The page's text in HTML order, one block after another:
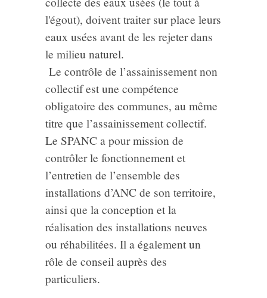
l'égout), doivent traiter sur place leurs
eaux usées avant de les rejeter dans
le milieu naturel.
Le contrôle de l’assainissement non
collectif est une compétence
obligatoire des communes, au même
titre que l’assainissement collectif.
Le SPANC a pour mission de
contrôler le fonctionnement et
l’entretien de l’ensemble des
installations d’ANC de son territoire,
ainsi que la conception et la
réalisation des installations neuves
ou réhabilitées. Il a également un
rôle de conseil auprès des
particuliers.